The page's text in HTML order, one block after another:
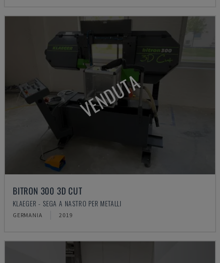
VENDUTA
BITRON 300 3D CUT
KLAEGER - SEGA A NASTRO PER METALLI
GERMANIA 2019